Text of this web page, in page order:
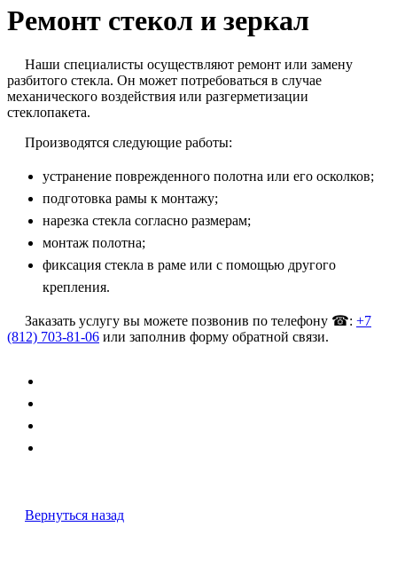
Ремонт стекол и зеркал
Наши специалисты осуществляют ремонт или замену
разбитого стекла. Он может потребоваться в случае
механического воздействия или разгерметизации
стеклопакета.
Производятся следующие работы:
устранение поврежденного полотна или его осколков;
подготовка рамы к монтажу;
нарезка стекла согласно размерам;
монтаж полотна;
фиксация стекла в раме или с помощью другого
крепления.
Заказать услугу вы можете позвонив по телефону ☎: +7
(812) 703-81-06 или заполнив форму обратной связи.
Вернуться назад